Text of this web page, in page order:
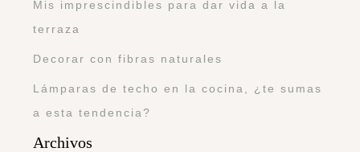
Mis imprescindibles para dar vida a la
terraza
Decorar con fibras naturales
Lámparas de techo en la cocina, ¿te sumas
a esta tendencia?
Archivos